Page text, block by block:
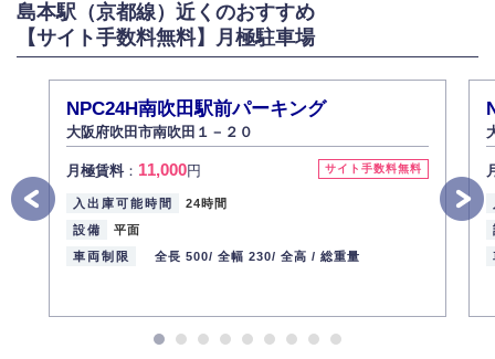
島本駅（京都線）近くのおすすめ
【サイト手数料無料】月極駐車場
NPC24H南吹田駅前パーキング
大阪府吹田市南吹田１－２０
サイト手数料無料
月極賃料： 11,000円
入出庫可能時間
24時間
設備
平面
車両制限
全長 500/ 全幅 230/ 全高 / 総重量